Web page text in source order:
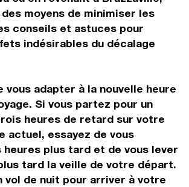
moyens de minimiser les
conseils et astuces pour
indésirables du décalage
vous adapter à la nouvelle heure
Si vous partez pour un
heures de retard sur votre
actuel, essayez de vous
plus tard et de vous lever
tard la veille de votre départ.
vol de nuit pour arriver à votre